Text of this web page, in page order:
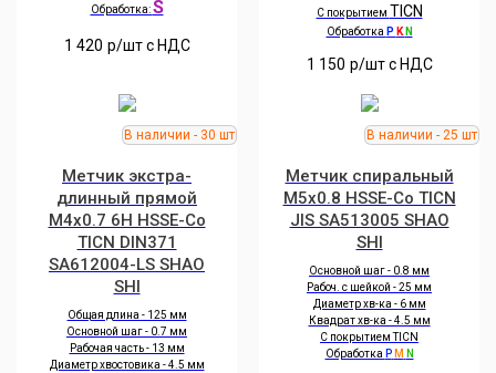
Обработка:S
1 420 р/шт c НДС
С покрытием TICN
Обработка P K N
1 150 р/шт c НДС
Метчик экстра-
длинный прямой
M4x0.7 6H HSSE-Co
TICN DIN371
SA612004-LS SHAO
SHI
Общая длина - 125 мм
Основной шаг - 0.7 мм
Рабочая часть - 13 мм
Диаметр хвостовика - 4.5 мм
Метчик спиральный
M5x0.8 HSSE-Co TICN
JIS SA513005 SHAO
SHI
Основной шаг - 0.8 мм
Рабоч. с шейкой - 25 мм
Диаметр хв-ка - 6 мм
Квадрат хв-ка - 4.5 мм
С покрытием TICN
Обработка P M N